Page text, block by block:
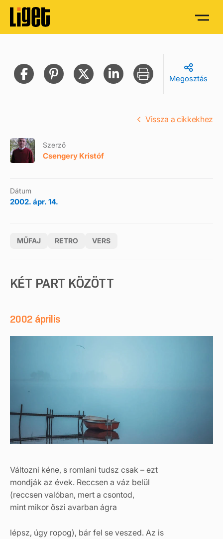
Megosztás
Szerző
Csengery Kristóf
Dátum
2002. ápr. 14.
MŰFAJ RETRO VERS
Vissza a cikkekhez
KÉT PART KÖZÖTT
2002 április
Változni kéne, s romlani tudsz csak – ezt
mondják az évek. Reccsen a váz belül
(reccsen valóban, mert a csontod,
mint mikor őszi avarban ágra
lépsz, úgy ropog), bár fel se veszed. Az is